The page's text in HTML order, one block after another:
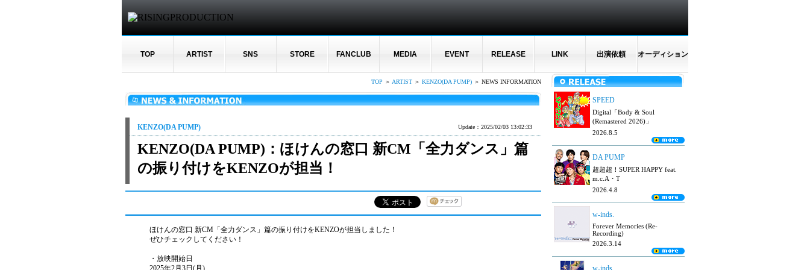
TOP ARTIST SNS STORE FANCLUB MEDIA EVENT RELEASE LINK 出演依頼 オーディション
TOP ＞ ARTIST ＞ KENZO(DA PUMP) ＞ NEWS INFORMATION
KENZO(DA PUMP) Update：2025/02/03 13:02:33
KENZO(DA PUMP)：ほけんの窓口 新CM「全力ダンス」篇
の振り付けをKENZOが担当！
ほけんの窓口 新CM「全力ダンス」篇の振り付けをKENZOが担当しました！
ぜひチェックしてください！
・放映開始日
2025年2月3日(月)
SPEED
Digital「Body & Soul
(Remastered 2026)」
2026.8.5
DA PUMP
超超超！SUPER HAPPY feat.
m.c.A・T
2026.4.8
w-inds.
Forever Memories (Re-
Recording)
2026.3.14
w-inds.